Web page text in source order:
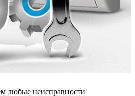
любые неисправности